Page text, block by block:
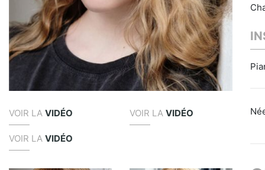
VOIR LA VIDÉO VOIR LAVIDÉO
VOIR LA VIDÉO